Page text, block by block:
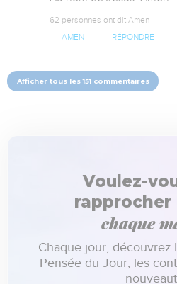
62 personnes ont dit Amen
AMEN RÉPONDRE
Afficher tous les 151 commentaires
Voulez-
rapprocher
chaque
Chaque jour, découvrez
Pensée du Jour, les